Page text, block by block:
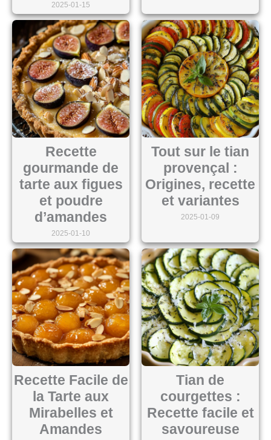
2025-01-15
Recette
gourmande de
tarte aux figues
et poudre
d’amandes
2025-01-10
Tout sur le tian
provençal :
Origines, recette
et variantes
2025-01-09
Recette Facile de
la Tarte aux
Mirabelles et
Amandes
Tian de
courgettes :
Recette facile et
savoureuse